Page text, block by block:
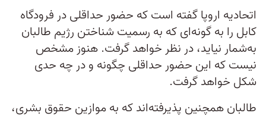
اتحادیه اروپا گفته است که حضور حداقلی در فرودگاه
کابل را به گونه‌ای که به رسمیت شناختن رژیم طالبان
به‌شمار نیاید، در نظر خواهد گرفت. هنوز مشخص
نیست که این حضور حداقلی چگونه و در چه حدی
شکل خواهد گرفت.
طالبان همچنین پذیرفته‌اند که به موازین حقوق بشری،